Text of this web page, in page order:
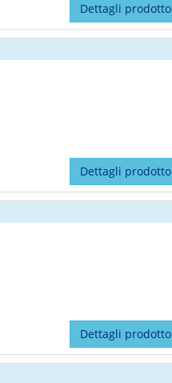
Dettagli prodotto
Dettagli prodotto
Dettagli prodotto